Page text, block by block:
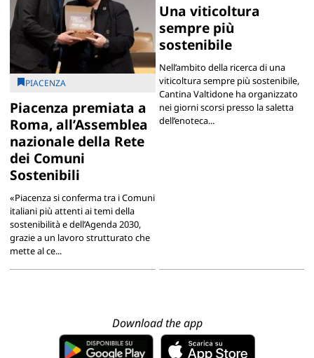
PIACENZA
Piacenza premiata a
Roma, all’Assemblea
nazionale della Rete
dei Comuni
Sostenibili
«Piacenza si conferma tra i Comuni
italiani più attenti ai temi della
sostenibilità e dell’Agenda 2030,
grazie a un lavoro strutturato che
mette al ce...
Una viticoltura
sempre più
sostenibile
Nell’ambito della ricerca di una
viticoltura sempre più sostenibile,
Cantina Valtidone ha organizzato
nei giorni scorsi presso la saletta
dell’enoteca...
Download the app